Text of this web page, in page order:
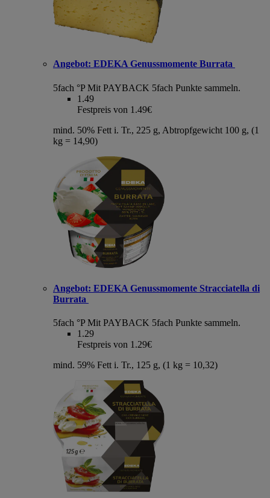
Angebot: EDEKA Genussmomente Burrata
5fach °P Mit PAYBACK 5fach Punkte sammeln.
1.49
Festpreis von 1.49€
mind. 50% Fett i. Tr., 225 g, Abtropfgewicht 100 g, (1
kg = 14,90)
Angebot: EDEKA Genussmomente Stracciatella di
Burrata
5fach °P Mit PAYBACK 5fach Punkte sammeln.
1.29
Festpreis von 1.29€
mind. 59% Fett i. Tr., 125 g, (1 kg = 10,32)